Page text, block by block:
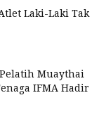
Laki-Laki Tak
Muaythai
IFMA Hadir